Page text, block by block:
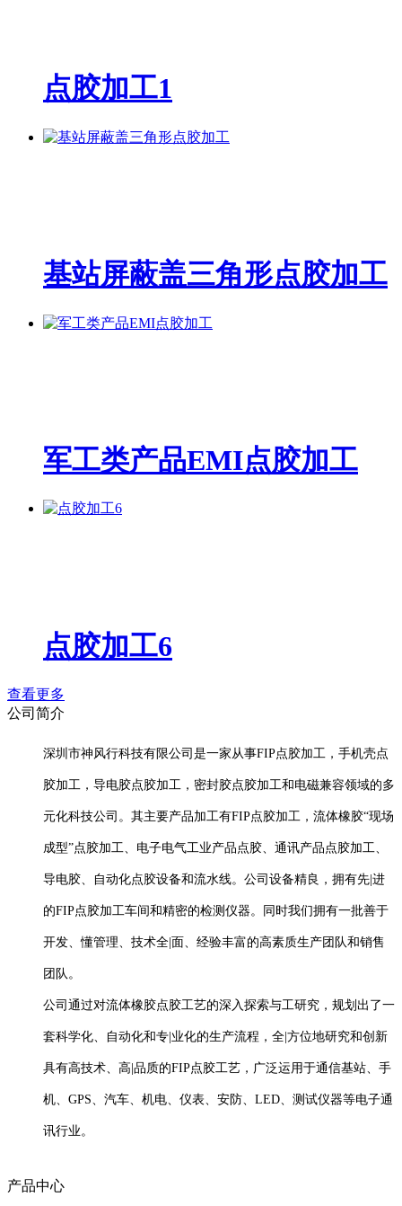
点胶加工1
基站屏蔽盖三角形点胶加工
军工类产品EMI点胶加工
点胶加工6
查看更多
公司简介
深圳市神风行科技有限公司是一家从事FIP点胶加工，手机壳点
胶加工，导电胶点胶加工，密封胶点胶加工和电磁兼容领域的多
元化科技公司。其主要产品加工有FIP点胶加工，流体橡胶“现场
成型”点胶加工、电子电气工业产品点胶、通讯产品点胶加工、
导电胶、自动化点胶设备和流水线。公司设备精良，拥有先|进
的FIP点胶加工车间和精密的检测仪器。同时我们拥有一批善于
开发、懂管理、技术全|面、经验丰富的高素质生产团队和销售
团队。
公司通过对流体橡胶点胶工艺的深入探索与工研究，规划出了一
套科学化、自动化和专|业化的生产流程，全|方位地研究和创新
具有高技术、高|品质的FIP点胶工艺，广泛运用于通信基站、手
机、GPS、汽车、机电、仪表、安防、LED、测试仪器等电子通
讯行业。
产品中心